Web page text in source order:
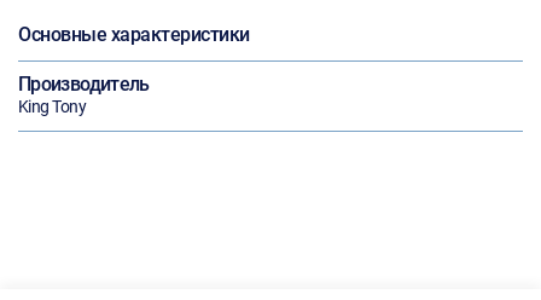
Основные характеристики
Производитель
King Tony